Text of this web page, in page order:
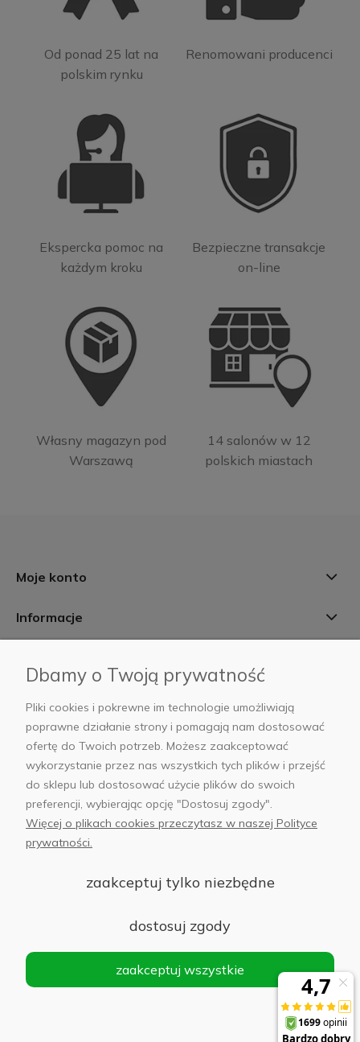
Od ponad 25 lat na
polskim rynku
Renomowani producenci
Ekspercka pomoc na
każdym kroku
Bezpieczne transakcje
on-line
Własny magazyn pod
Warszawą
14 salonów w 12
polskich miastach
Moje konto
Informacje
sklep@abfoto.pl
+48 797 971 275
© 2025 Wszelkie prawa zastrzeżone. Serwis własnością:
Siedziba: 02-486 WARSZAWA, Al. Jerozolimskie 176, NIP
1132646403 KRS nr 0000271999.
Dbamy o Twoją prywatność
Pliki cookies i pokrewne im technologie umożliwiają
poprawne działanie strony i pomagają nam dostosować
ofertę do Twoich potrzeb. Możesz zaakceptować
wykorzystanie przez nas wszystkich tych plików i przejść
do sklepu lub dostosować użycie plików do swoich
preferencji, wybierając opcję "Dostosuj zgody".
Więcej o plikach cookies przeczytasz w naszej Polityce
prywatności.
zaakceptuj tylko niezbędne
dostosuj zgody
zaakceptuj wszystkie